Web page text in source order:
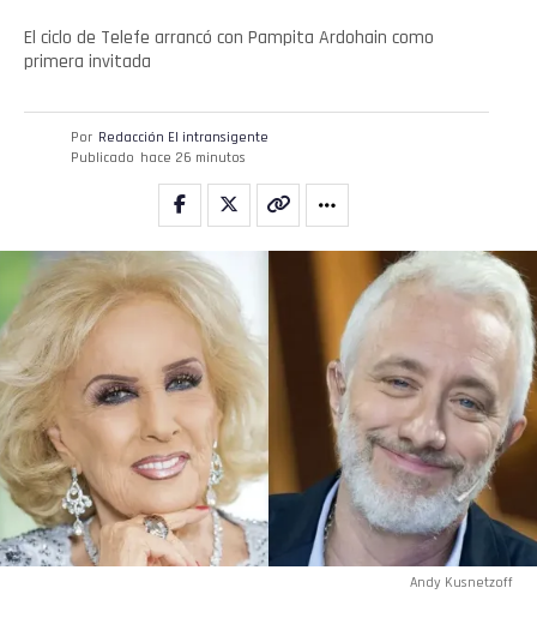
El ciclo de Telefe arrancó con Pampita Ardohain como
primera invitada
Por Redacción El intransigente
Publicado hace 26 minutos
Andy Kusnetzoff